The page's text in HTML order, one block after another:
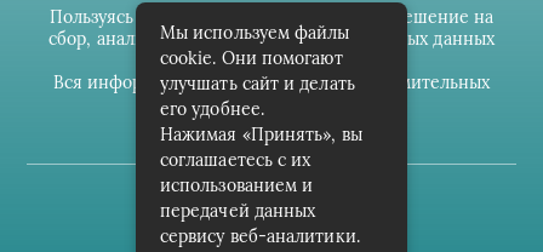
Пользуясь данным ресурсом вы даёте разрешение на
сбор, анализ и хранение своих персональных данных
согласноПравилам
Вся информация предоставлена в ознакомительных
целях.
(c) cpark-avto.ru
Карта сайта
Мы используем файлы
cookie. Они помогают
улучшать сайт и делать
его удобнее.
Нажимая «Принять», вы
соглашаетесь с их
использованием и
передачей данных
сервису веб-аналитики.